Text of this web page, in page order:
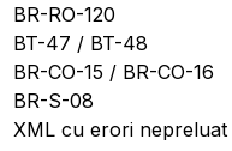
BR-RO-120
BT-47 / BT-48
BR-CO-15 / BR-CO-16
BR-S-08
XML cu erori nepreluat